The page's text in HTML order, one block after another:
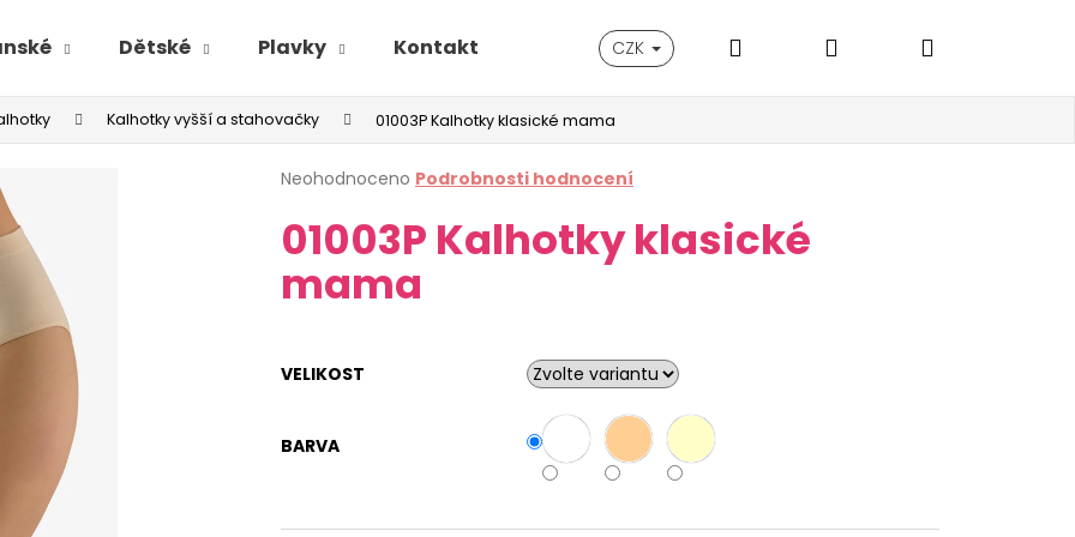
Dětské Plavky Kontakt CZK Hledat PřihlášeníNákupní
košík
Kalhotky vyšší a stahovačky 01003P Kalhotky klasické mama
Průměrné
produktu
je
Neohodnoceno Podrobnosti hodnocení
01003P Kalhotky klasické
mama
VELIKOST
BARVA